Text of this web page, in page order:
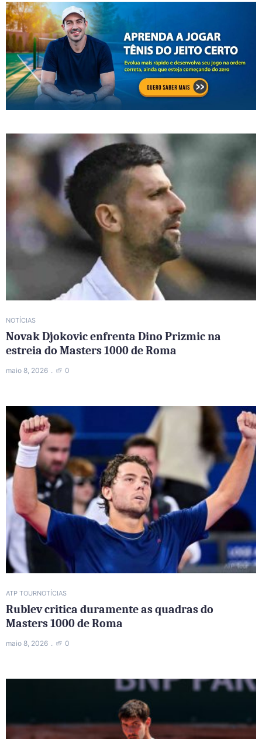
NOTÍCIAS
Novak Djokovic enfrenta Dino Prizmic na
estreia do Masters 1000 de Roma
maio 8, 2026 0
ATP TOURNOTÍCIAS
Rublev critica duramente as quadras do
Masters 1000 de Roma
maio 8, 2026 0